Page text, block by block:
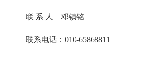
联 系 人：邓镇铭
联系电话：010-65868811